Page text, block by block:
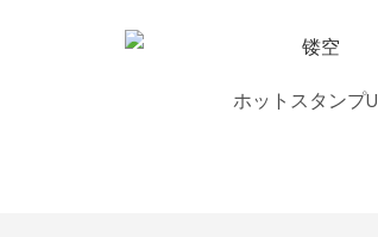
ホットスタンプ